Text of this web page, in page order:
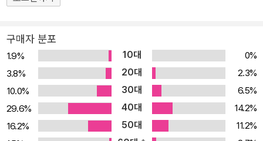
이 아니라 창의적이고 효과적인 사고력, 행동력, 대인관계 기술, 사회
살 수 있는 세상이다. 디지털 세대의 아이들은 이미 세상을 위해 큰 가
치를 창출할 수 있는 엄청난 잠재력과 기량을 지니고 있다. 교육은 이
런 힘을 최대한 끌어올리고 강화하여 아이들을 지금보다 더 나은 세
상을 만드는 일에 참여하게 하고 그 과정을 통해 개인을 성장시키는
것으로 바뀌어야 한다. 새로운 목표, 새로운 수단, 새로운 교육과정,
새로운 교수법, 새로운 기술 사용으로 궁극적으로 세상을 더 나은 곳
구매자 분포
1.9% 10대
0%
3.8%
20대
2.3%
10.0%
30대
6.5%
29.6%
40대
14.2%
16.2%
50대
11.2%